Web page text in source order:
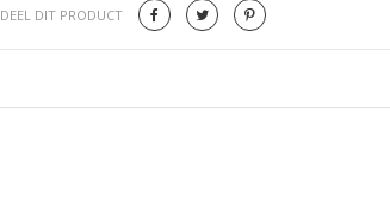
DEEL DIT PRODUCT